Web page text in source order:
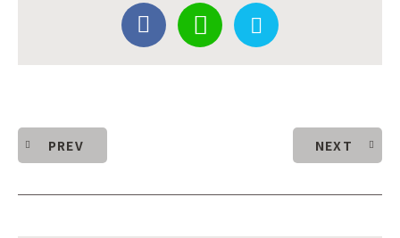
PREV NEXT